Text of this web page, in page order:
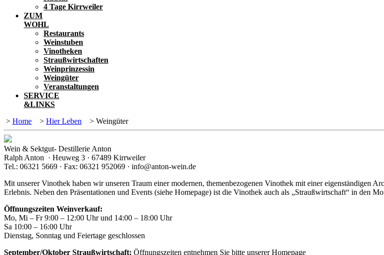
4 Tage Kirrweiler
ZUM
WOHL
Restaurants
Weinstuben
Vinotheken
Straußwirtschaften
Weinprinzessin
Weingüter
Veranstaltungen
SERVICE
&LINKS
> Home > Hier Leben > Weingüter
Wein & Sektgut- Destillerie Anton
Ralph Anton · Heuweg 3 · 67489 Kirrweiler
Tel.: 06321 5669 · Fax: 06321 952069 · info@anton-wein.de
Mit unserer Vinothek haben wir unseren Traum einer modernen, themenbezogenen Vinothek mit einer eigenständigen
Erlebnis. Neben den Präsentationen und Events (siehe Homepage) ist die Vinothek auch als „Straußwirtschaft“ in den
Öffnungszeiten Weinverkauf:
Mo, Mi – Fr 9:00 – 12:00 Uhr und 14:00 – 18:00 Uhr
Sa 10:00 – 16:00 Uhr
Dienstag, Sonntag und Feiertage geschlossen
September/Oktober Straußwirtschaft: Öffnungszeiten entnehmen Sie bitte unserer Homepage